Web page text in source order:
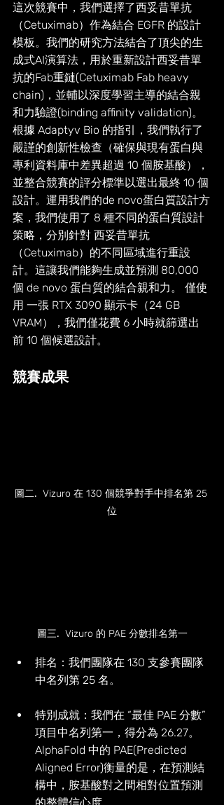
這次競賽中，我們選擇了西妥昔單抗
（Cetuximab）作為結合 EGFR 的設計
模板。我們的研究方法結合了頂尖的生
成式AI演算法，用於重新設計西妥昔單
抗的Fab重鏈(Cetuximab Fab heavy
chain)，並輔以深度學習主導的結合親
和力驗證(binding affinity validation)。
根據 Adaptyv Bio 的指引，我們執行了
嚴謹的創新性檢查（確保與現有蛋白與
專利資料庫中差異超過 10 個胺基酸），
並整合競賽的評分標準以選出最終 10 個
設計。運用我們的de novo蛋白質設計方
案，我們使用了 8 種不同的蛋白質設計
策略，分別針對 西妥昔單抗
（Cetuximab）的不同區域進行重設
計。這讓我們能夠生成並預測 80,000
個 de novo 蛋白質的結合親和力。 僅使
用 一張 RTX 3090 顯示卡（24 GB
VRAM），我們僅花費 6 小時就篩選出
前 10 個候選設計。
競賽成果
圖二. Vizuro 在 130 個競爭對手中排名第 25
位
圖三. Vizuro 的 PAE 分數排名第一
排名：我們團隊在 130 支參賽團隊
中名列第 25 名。
特別成就：我們在 “最佳 PAE 分數”
項目中名列第一，得分為 26.27。
AlphaFold 中的 PAE(Predicted
Aligned Error)衡量的是，在預測結
構中，胺基酸對之間相對位置預測